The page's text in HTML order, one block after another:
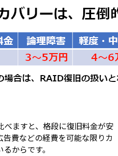
ますと、 格段に復旧料金が安
告費などの経費を可能な限りカ
るからです。